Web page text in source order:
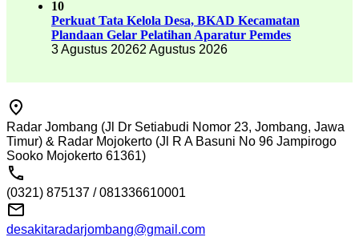
10
Perkuat Tata Kelola Desa, BKAD Kecamatan
Plandaan Gelar Pelatihan Aparatur Pemdes
3 Agustus 20262 Agustus 2026
Radar Jombang (Jl Dr Setiabudi Nomor 23, Jombang, Jawa
Timur) & Radar Mojokerto (Jl R A Basuni No 96 Jampirogo
Sooko Mojokerto 61361)
(0321) 875137 / 081336610001
desakitaradarjombang@gmail.com